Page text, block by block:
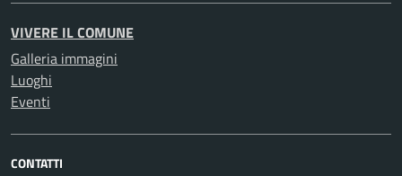
VIVERE IL COMUNE
Galleria immagini
Luoghi
Eventi
CONTATTI